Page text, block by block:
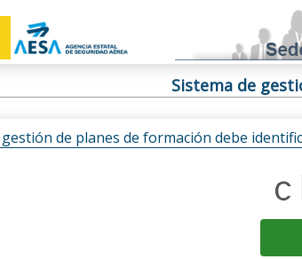
Sistema de
gestión de planes de formación debe